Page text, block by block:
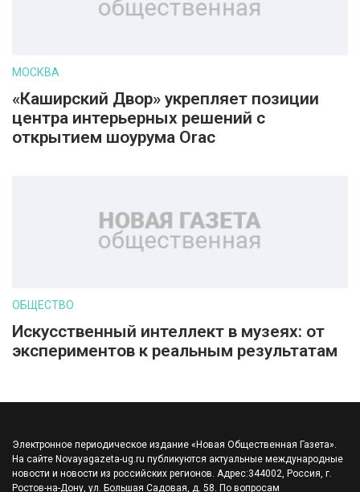
МОСКВА
«Каширский Двор» укрепляет позиции
центра интерьерных решений с
открытием шоурума Orac
ОБЩЕСТВО
Искусственный интеллект в музеях: от
экспериментов к реальным результатам
Электронное периодическое издание «Новая Общественная Газета».
На сайте Novayagazeta-ug.ru публикуются актуальные международные
новости и новости из российских регионов. Адрес:344002, Россия, г.
Ростов-на-Дону, ул. Большая Садовая, д. 58. По вопросам